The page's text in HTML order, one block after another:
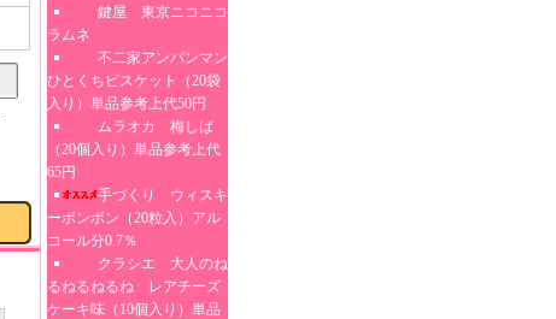
鍵屋 東京ニコニコ
ラムネ
不二家アンパンマン
ひとくちビスケット（20袋
入り）単品参考上代50円
ムラオカ 梅しば
（20個入り）単品参考上代
65円
手づくり ウィスキ
ーボンボン（20粒入）アル
コール分0.7％
クラシエ 大人のね
るねるねるね レアチーズ
ケーキ味（10個入り）単品